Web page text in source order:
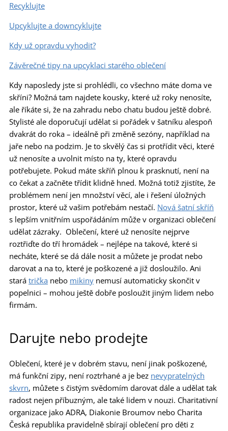
Recyklujte
Upcyklujte a downcyklujte
Kdy už opravdu vyhodit?
Závěrečné tipy na upcyklaci starého oblečení
Kdy naposledy jste si prohlédli, co všechno máte doma ve
skříni? Možná tam najdete kousky, které už roky nenosíte,
ale říkáte si, že na zahradu nebo chatu budou ještě dobré.
Stylisté ale doporučují udělat si pořádek v šatníku alespoň
dvakrát do roka – ideálně při změně sezóny, například na
jaře nebo na podzim. Je to skvělý čas si protřídit věci, které
už nenosíte a uvolnit místo na ty, které opravdu
potřebujete. Pokud máte skříň plnou k prasknutí, není na
co čekat a začněte třídit klidně hned. Možná totiž zjistíte, že
problémem není jen množství věcí, ale i řešení úložných
prostor, které už vašim potřebám nestačí. Nová šatní skříň
s lepším vnitřním uspořádáním může v organizaci oblečení
udělat zázraky. Oblečení, které už nenosíte nejprve
roztřiďte do tří hromádek – nejlépe na takové, které si
necháte, které se dá dále nosit a můžete je prodat nebo
darovat a na to, které je poškozené a již dosloužilo. Ani
stará trička nebo mikiny nemusí automaticky skončit v
popelnici – mohou ještě dobře posloužit jiným lidem nebo
firmám.
Darujte nebo prodejte
Oblečení, které je v dobrém stavu, není jinak poškozené,
má funkční zipy, není roztrhané a je bez nevypratelných
skvrn, můžete s čistým svědomím darovat dále a udělat tak
radost nejen příbuzným, ale také lidem v nouzi. Charitativní
organizace jako ADRA, Diakonie Broumov nebo Charita
Česká republika pravidelně sbírají oblečení pro děti z